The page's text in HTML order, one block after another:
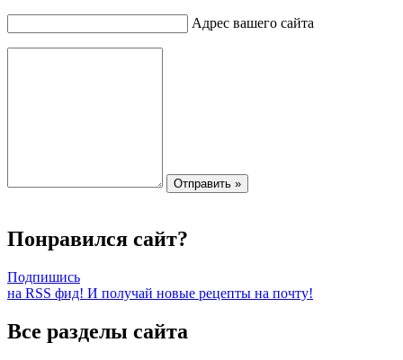
Адрес вашего сайта
Понравился сайт?
Подпишись
на RSS фид! И получай новые рецепты на почту!
Все разделы сайта